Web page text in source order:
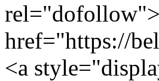
href="https://
<a